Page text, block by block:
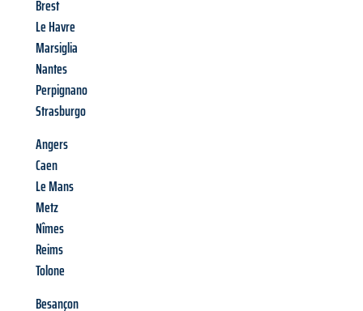
Brest
Le Havre
Marsiglia
Nantes
Perpignano
Strasburgo
Angers
Caen
Le Mans
Metz
Nîmes
Reims
Tolone
Besançon